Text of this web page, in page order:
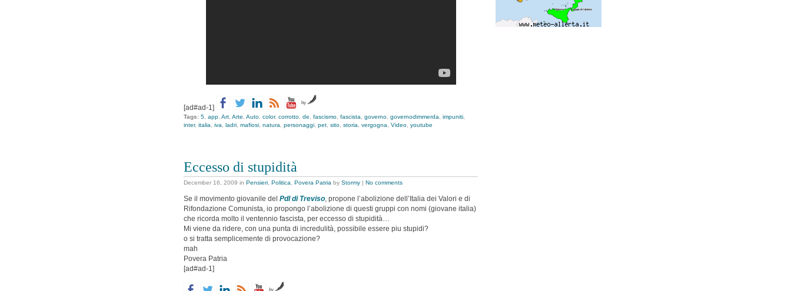
[ad#ad-1]
by
Tags: 5, app, Art, Arte, Auto, color, corrotto, de, fascismo, fascista, governo, governodimmerda, impuniti,
inter, italia, iva, ladri, mafiosi, natura, personaggi, pet, sito, storia, vergogna, Video, youtube
Eccesso di stupidità
December 16, 2009 in Pensieri, Politica, Povera Patria by Stormy | No comments
Se il movimento giovanile del Pdl di Treviso, propone l’abolizione dell’Italia dei Valori e di
Rifondazione Comunista, io propongo l’abolizione di questi gruppi con nomi (giovane italia)
che ricorda molto il ventennio fascista, per eccesso di stupidità…
Mi viene da ridere, con una punta di incredulità, possibile essere piu stupidi?
o si tratta semplicemente di provocazione?
mah
Povera Patria
[ad#ad-1]
by